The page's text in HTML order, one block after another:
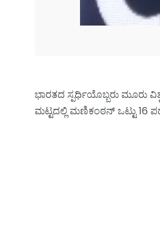
ಭಾರತದ ಸ್ಪರ್ಧಿಯೊಬ್ಬರು ಮೂರು
ಮಟ್ಟದಲ್ಲಿ ಮಣಿಕಂಠನ್ ಒಟ್ಟು 16